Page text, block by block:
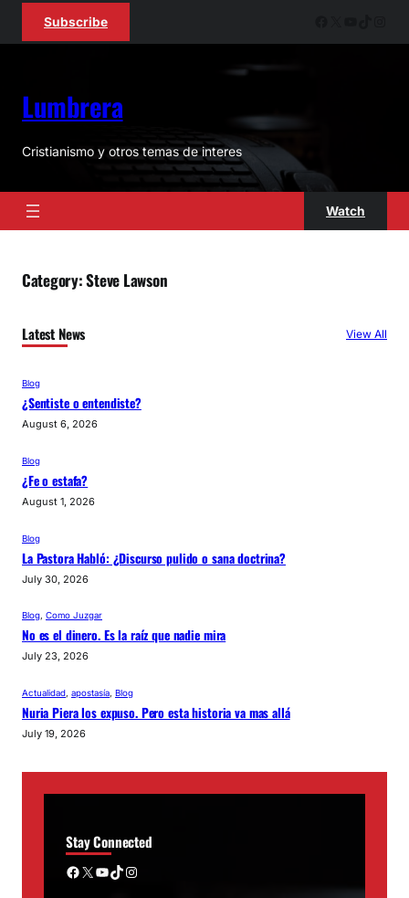
Subscribe
Lumbrera
Cristianismo y otros temas de interes
Watch
Category:Steve Lawson
Latest News View All
Blog
¿Sentiste o entendiste?
August 6, 2026
Blog
¿Fe o estafa?
August 1, 2026
Blog
La Pastora Habló: ¿Discurso pulido o sana doctrina?
July 30, 2026
Blog, Como Juzgar
No es el dinero. Es la raíz que nadie mira
July 23, 2026
Actualidad apostasía Blog
Nuria Piera los expuso. Pero esta historia va mas allá
July 19, 2026
Stay Connected
Facebook X YouTube TikTok Instagram